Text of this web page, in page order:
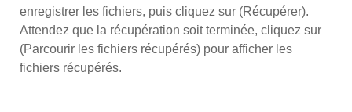
enregistrer les fichiers, puis cliquez sur (Récupérer).
Attendez que la récupération soit terminée, cliquez sur
(Parcourir les fichiers récupérés) pour afficher les
fichiers récupérés.